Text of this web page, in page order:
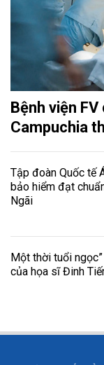
Bệnh viện
Campuchia
Tập đoàn Quốc tế
bảo hiểm đạt
Ngãi
Một thời tuổi
của họa sĩ Đinh